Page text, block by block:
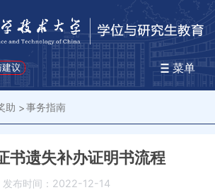
议 菜单
助 >事务指南
书遗失补办证明书流程
发布时间：2022-12-14